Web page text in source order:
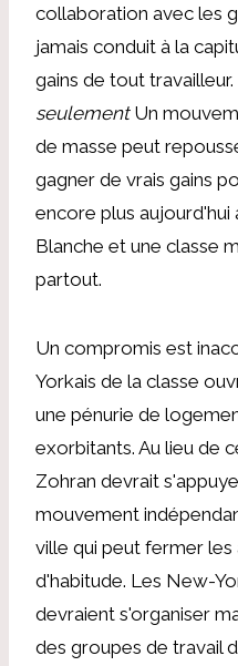
collaboration avec les
jamais conduit à la
gains de tout
seulementUn
de masse peut
gagner de vrais gains
encore plus aujourd'hui
Blanche et une classe
partout.
Un compromis est
Yorkais de la classe
une pénurie de
exorbitants. Au lieu de
Zohran devrait
mouvement
ville qui peut fermer
d'habitude. Les New-
devraient s'organiser
des groupes de travail